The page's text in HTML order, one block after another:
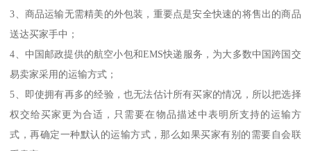
3、商品运输无需精美的外包装，重要点是安全快速的将售出的商品
送达买家手中；
4、中国邮政提供的航空小包和EMS快递服务，为大多数中国跨国交
易卖家采用的运输方式；
5、即使拥有再多的经验，也无法估计所有买家的情况，所以把选择
权交给买家更为合适，只需要在物品描述中表明所支持的运输方
式，再确定一种默认的运输方式，那么如果买家有别的需要自会联